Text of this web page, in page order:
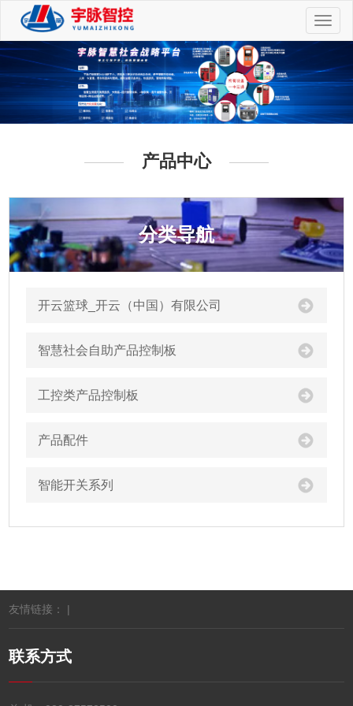
切
换
航
产品中心
分类导航
开云篮球_开云（中国）有限公司
智慧社会自助产品控制板
工控类产品控制板
产品配件
智能开关系列
友情链接： |
联系方式